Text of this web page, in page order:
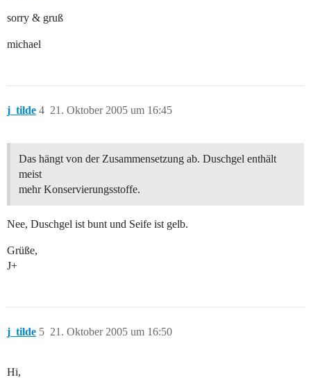
sorry & gruß
michael
j_tilde 21. Oktober 2005 um 16:45
4
Das hängt von der Zusammensetzung ab. Duschgel enthält
meist
mehr Konservierungsstoffe.
Nee, Duschgel ist bunt und Seife ist gelb.
Grüße,
J+
j_tilde 21. Oktober 2005 um 16:50
5
Hi,